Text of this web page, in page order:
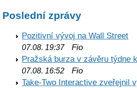
Poslední zprávy
Pozitivní vývoj na Wall Street
07.08. 19:37Fio
Pražská burza v závěru týdne
07.08. 16:52 Fio
Take-Two Interactive zveřejnil